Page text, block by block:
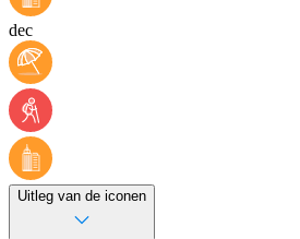
dec
Uitleg van de iconen